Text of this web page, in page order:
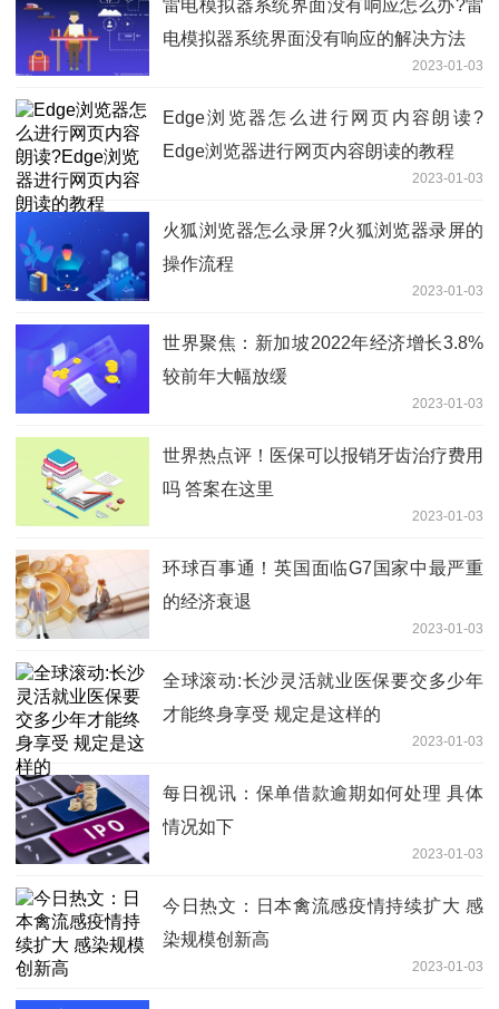
雷电模拟器系统界面没有响应怎么办?雷
电模拟器系统界面没有响应的解决方法
2023-01-03
Edge浏览器怎么进行网页内容朗读?
Edge浏览器进行网页内容朗读的教程
2023-01-03
火狐浏览器怎么录屏?火狐浏览器录屏的
操作流程
2023-01-03
世界聚焦：新加坡2022年经济增长3.8%
较前年大幅放缓
2023-01-03
世界热点评！医保可以报销牙齿治疗费用
吗 答案在这里
2023-01-03
环球百事通！英国面临G7国家中最严重
的经济衰退
2023-01-03
全球滚动:长沙灵活就业医保要交多少年
才能终身享受 规定是这样的
2023-01-03
每日视讯：保单借款逾期如何处理 具体
情况如下
2023-01-03
今日热文：日本禽流感疫情持续扩大 感
染规模创新高
2023-01-03